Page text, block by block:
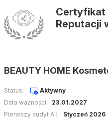
Certyfikat
Reputacji
BEAUTY HOME
Status:
Aktywny
Data ważności:
23.01.2027
Pierwszy audyt AI:
Styczeń 2026